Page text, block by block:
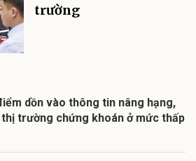
trường
dồn vào thông tin nâng hạng,
trường chứng khoán ở mức thấp